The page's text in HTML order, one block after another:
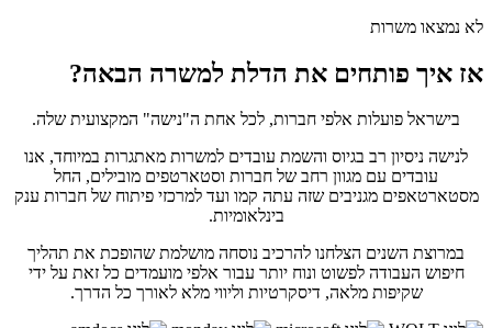
לא נמצאו משרות
אז איך פותחים את הדלת למשרה הבאה?
בישראל פועלות אלפי חברות, לכל אחת ה"נישה" המקצועית שלה.
לנישה ניסיון רב בגיוס והשמת עובדים למשרות מאתגרות במיוחד, אנו
עובדים עם מגוון רחב של חברות וסטארטפים מובילים, החל
מסטארטאפים מגניבים שזה עתה קמו ועד למרכזי פיתוח של חברות ענק
בינלאומיות.
במרוצת השנים הצלחנו להרכיב נוסחה מושלמת שהופכת את תהליך
חיפוש העבודה לפשוט ונוח יותר עבור אלפי מועמדים כל זאת על ידי
שקיפות מלאה, דיסקרטיות וליווי מלא לאורך כל הדרך.